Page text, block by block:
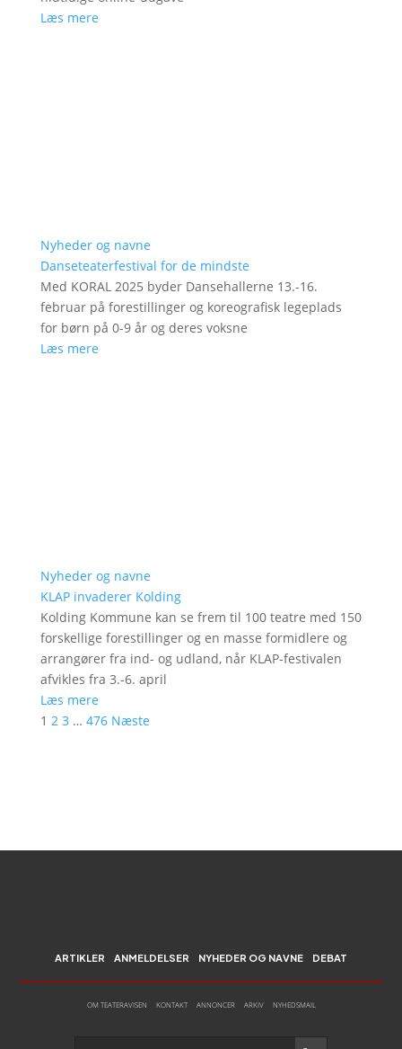
Læs mere
Nyheder og navne
Danseteaterfestival for de mindste
Med KORAL 2025 byder Dansehallerne 13.-16.
februar på forestillinger og koreografisk legeplads
for børn på 0-9 år og deres voksne
Læs mere
Nyheder og navne
KLAP invaderer Kolding
Kolding Kommune kan se frem til 100 teatre med 150
forskellige forestillinger og en masse formidlere og
arrangører fra ind- og udland, når KLAP-festivalen
afvikles fra 3.-6. april
Læs mere
1 2 3 … 476 Næste
ARTIKLER ANMELDELSER NYHEDER OG NAVNE DEBAT
OM TEATERAVISEN KONTAKT ANNONCER ARKIV NYHEDSMAIL